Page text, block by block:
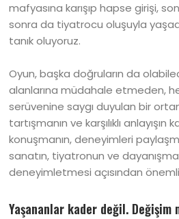
mafyasına karışıp hapse girişi,
sonra da tiyatrocu oluşuyla
tanık oluyoruz.
Oyun, başka doğruların da
alanlarına müdahale etmeden,
serüvenine saygı duyulan bir
tartışmanın ve karşılıklı anlayışın
konuşmanın, deneyimleri
sanatın, tiyatronun ve
deneyimletmesi açısından
Yaşananlar kader değil. Değişim